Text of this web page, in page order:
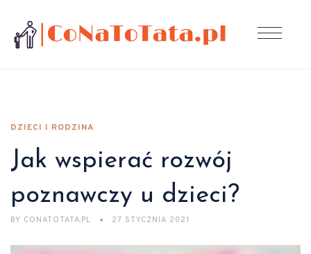
DZIECI I RODZINA
Jak wspierać rozwój
poznawczy u dzieci?
BY CONATOTATA.PL 27 STYCZNIA 2021